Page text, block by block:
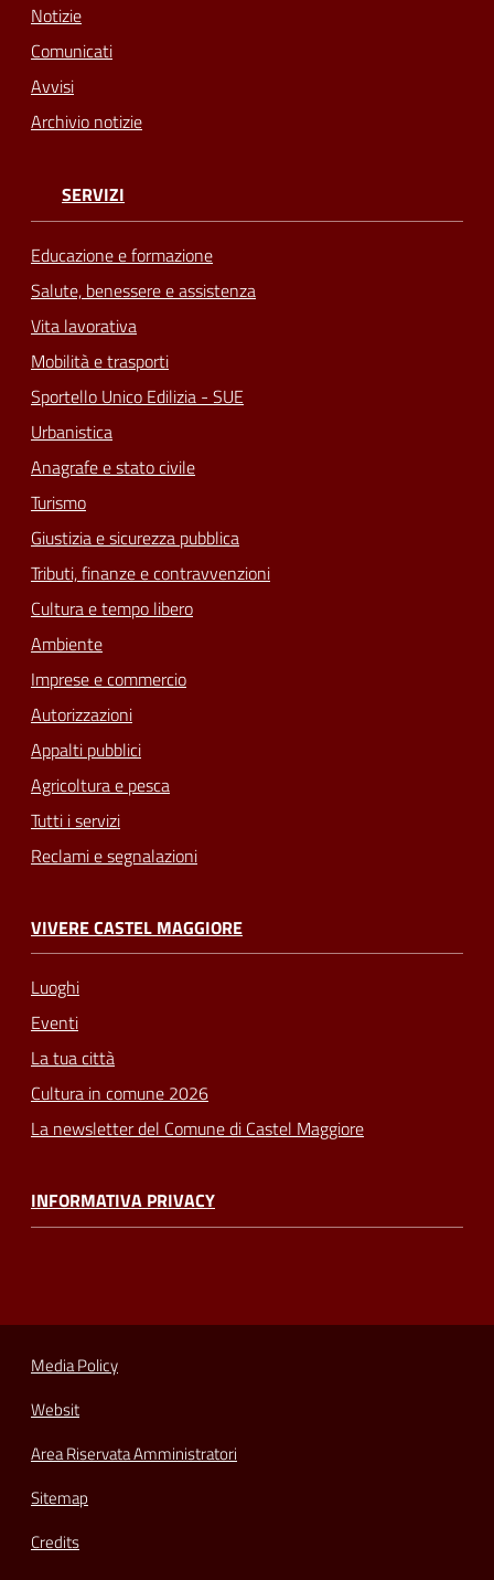
Notizie
Comunicati
Avvisi
Archivio notizie
SERVIZI
Educazione e formazione
Salute, benessere e assistenza
Vita lavorativa
Mobilità e trasporti
Sportello Unico Edilizia - SUE
Urbanistica
Anagrafe e stato civile
Turismo
Giustizia e sicurezza pubblica
Tributi, finanze e contravvenzioni
Cultura e tempo libero
Ambiente
Imprese e commercio
Autorizzazioni
Appalti pubblici
Agricoltura e pesca
Tutti i servizi
Reclami e segnalazioni
VIVERE CASTEL MAGGIORE
Luoghi
Eventi
La tua città
Cultura in comune 2026
La newsletter del Comune di Castel Maggiore
INFORMATIVA PRIVACY
Media Policy
Websit
Area Riservata Amministratori
Sitemap
Credits